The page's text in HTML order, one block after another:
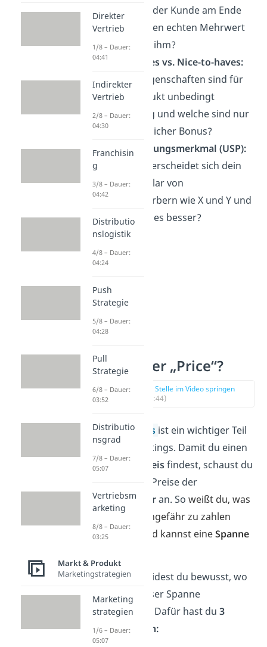
bekommt der Kunde am Ende
und welchen echten Mehrwert
bietest du ihm?
Must-haves vs. Nice-to-haves:
Welche Eigenschaften sind für
dein Produkt unbedingt
notwendig und welche sind nur
ein zusätzlicher Bonus?
Alleinstellungsmerkmal (USP):
Worin unterscheidet sich dein
Angebot klar von
Wettbewerbern wie X und Y und
warum ist es besser?
Was ist der „Price“?
zur Stelle im Video springen
(01:44)
Auch derPreis ist ein wichtiger Teil
deines Marketings. Damit du einen
passenden Preisfindest, schaust du
dir zuerst die Preise der
Wettbewerberan. So weißt du, was
die Kunden ungefähr zu zahlen
bereit sind und kannst eineSpanne
Dann entscheidest du bewusst, wo
du dich in dieser Spanne
positionierst
. Dafür hast du 3
Möglichkeiten:
Direkter
Vertrieb
1/8 – Dauer:
04:41
Indirekter
Vertrieb
2/8 – Dauer:
04:30
Franchisin
g
3/8 – Dauer:
04:42
Distributio
nslogistik
4/8 – Dauer:
04:24
Push
Strategie
5/8 – Dauer:
04:28
Pull
Strategie
6/8 – Dauer:
03:52
Distributio
nsgrad
7/8 – Dauer:
05:07
Vertriebsm
arketing
8/8 – Dauer:
03:25
Markt & Produkt
Marketingstrategien
Marketing
strategien
1/6 – Dauer:
05:07